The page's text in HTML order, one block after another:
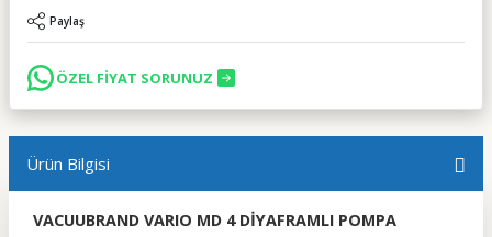
Paylaş
ÖZEL FİYAT SORUNUZ
Ürün Bilgisi
VACUUBRAND VARIO MD 4 DİYAFRAMLI POMPA